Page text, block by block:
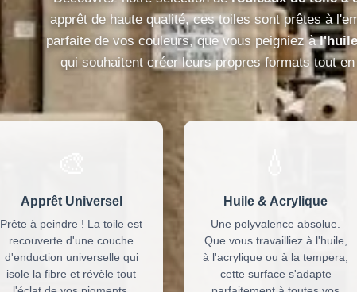
apprêt de haute qualité, ces toiles sont prêtes à
parfaite de vos couleurs, que vous peigniez à
qui souhaitent créer leurs propres formats tout
Apprêt Universel
Prête à peindre ! La toile est
recouverte d'une couche
d'enduction universelle qui
isole la fibre et révèle tout
Huile & Acrylique
Une polyvalence absolue.
Que vous travailliez à l'huile,
à l'acrylique ou à la tempera,
cette surface s'adapte